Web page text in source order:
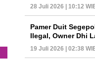
28 Juli 2026 | 10:12
Pamer Duit
Ilegal, Owner Dhi
19 Juli 2026 | 02:38